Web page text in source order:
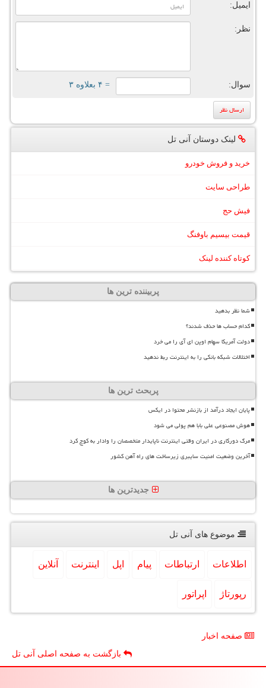
ایمیل:
نظر:
سوال: = ۴ بعلاوه ۳
لینک دوستان آنی تل
خرید و فروش خودرو
طراحی سایت
فیش حج
قیمت بیسیم باوفنگ
کوتاه کننده لینک
پربیننده ترین ها
شما نظر بدهید
کدام حساب ها حذف شدند؟
دولت آمریکا سهام اوپن ای آی را می خرد
اختلالات شبکه بانکی را به اینترنت ربط ندهید
پربحث ترین ها
پایان ایجاد درآمد از بازنشر محتوا در ایکس
هوش مصنوعی علی بابا هم پولی می شود
مرگ دورکاری در ایران وقتی اینترنت ناپایدار متخصصان را وادار به کوچ کرد
آخرین وضعیت امنیت سایبری زیرساخت های راه آهن کشور
جدیدترین ها
موضوع های آنی تل
اطلاعات ارتباطات پیام اپل اینترنت آنلاین
رپورتاژ اپراتور
صفحه اخبار
بازگشت به صفحه اصلی آنی تل